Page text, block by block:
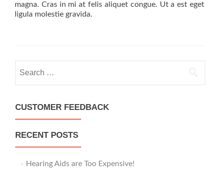
magna. Cras in mi at felis aliquet congue. Ut a est eget
ligula molestie gravida.
f
o
CUSTOMER FEEDBACK
RECENT POSTS
Hearing Aids are Too Expensive!